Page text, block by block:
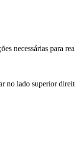
necessárias para
lado superior